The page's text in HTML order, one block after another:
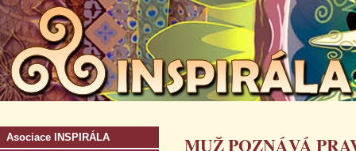
Asociace INSPIRÁLA
MUŽ POZNÁVÁ